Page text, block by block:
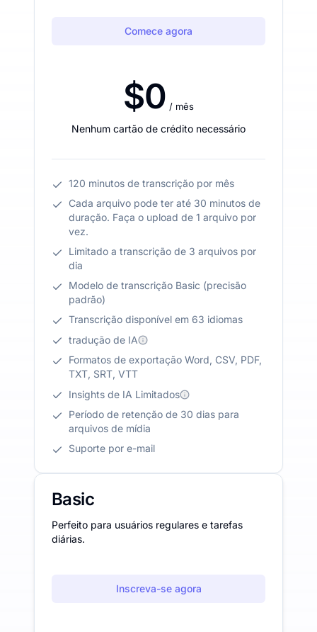
Comece agora
$0 / mês
Nenhum cartão de crédito necessário
120 minutos de transcrição por mês
Cada arquivo pode ter até 30 minutos de
duração. Faça o upload de 1 arquivo por
vez.
Limitado a transcrição de 3 arquivos por
dia
Modelo de transcrição Basic (precisão
padrão)
Transcrição disponível em 63 idiomas
tradução de IA
Formatos de exportação Word, CSV, PDF,
TXT, SRT, VTT
Insights de IA Limitados
Período de retenção de 30 dias para
arquivos de mídia
Suporte por e-mail
Basic
Perfeito para usuários regulares e tarefas
diárias.
Inscreva-se agora